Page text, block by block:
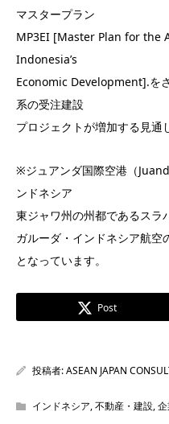
マスタープラン
MP3EI [Master Plan for the
Indonesia’s
Economic Development].を
系の受注建設
プロジェクトが増加する見通
※ジュアンダ国際空港（
ンドネシア
東ジャワ州の州都であるスラ
ガルーダ・インドネシア航
となっています。
Post
投稿者:ASEAN JAPAN
インドネシア,不動産・建設,